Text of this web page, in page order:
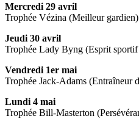
Mercredi 29 avril
Trophée Vézina (Meilleur gardien)
Jeudi 30 avril
Trophée Lady Byng (Esprit
Vendredi 1er mai
Trophée Jack-Adams (Entraîneur
Lundi 4 mai
Trophée Bill-Masterton